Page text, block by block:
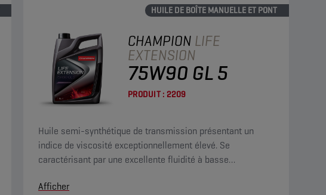
HUILE DE BOÎTE MANUELLE ET PONT
CHAMPION LIFE
EXTENSION
75W90 GL 5
PRODUIT : 2209
Huile semi-synthétique de transmission présentant un
indice de viscosité exceptionnellement élevé. Se
caractérisant par une excellente fluidité à basse
et des engrenages.
Afficher